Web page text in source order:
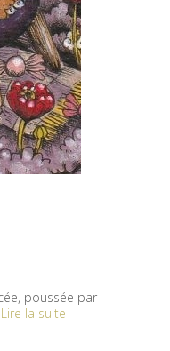
poussée par
Lire la suite